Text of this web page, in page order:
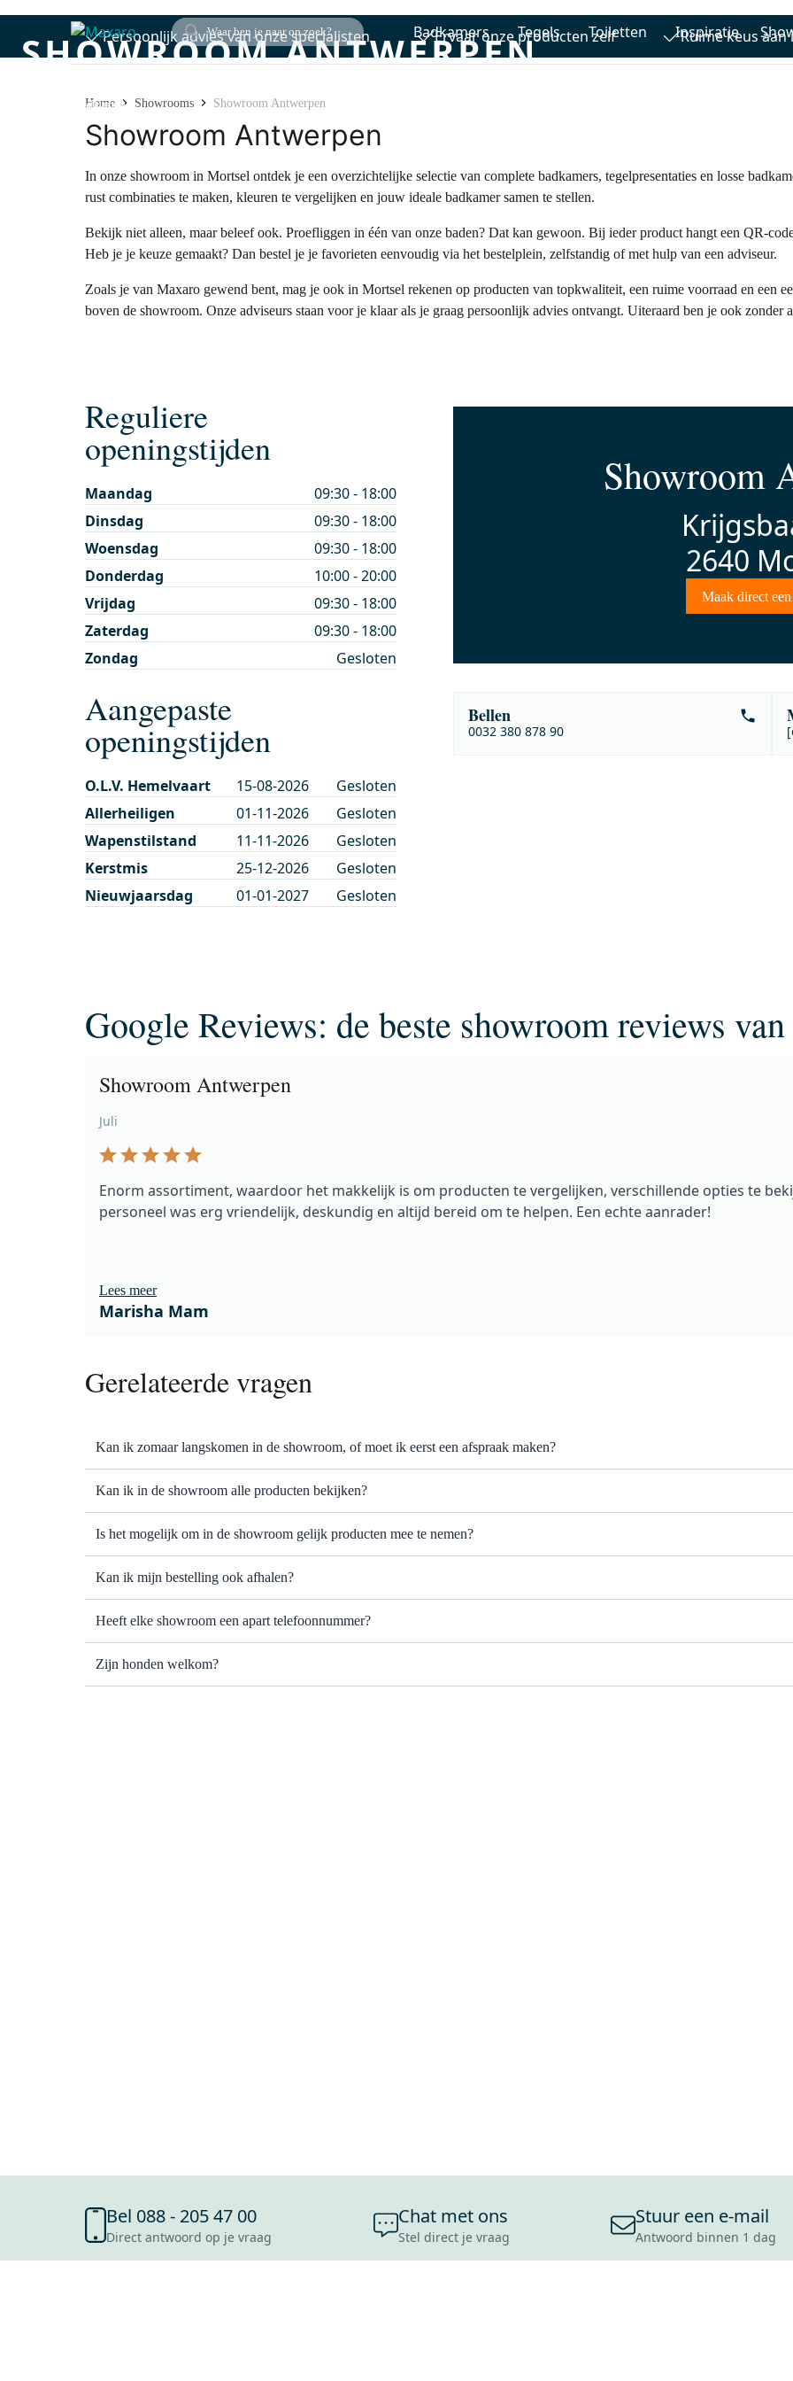
Badkamers Tegels Toiletten Inspiratie
badkamers
SHOWROOM ANTWERPEN
Persoonlijk advies van onze specialisten Ervaar onze producten zelf Ruime keus
Home Showrooms Showroom Antwerpen
Showroom Antwerpen
In onze showroom in Mortsel ontdek je een overzichtelijke selectie van complete badkamers, tegelpresentaties en losse
rust combinaties te maken, kleuren te vergelijken en jouw ideale badkamer samen te stellen.
Bekijk niet alleen, maar beleef ook. Proefliggen in één van onze baden? Dat kan gewoon. Bij ieder product hangt een QR-
Heb je je keuze gemaakt? Dan bestel je je favorieten eenvoudig via het bestelplein, zelfstandig of met hulp van een adviseur.
Zoals je van Maxaro gewend bent, mag je ook in Mortsel rekenen op producten van topkwaliteit, een ruime voorraad en een
boven de showroom. Onze adviseurs staan voor je klaar als je graag persoonlijk advies ontvangt. Uiteraard ben je ook zonder
Reguliere
openingstijden
Maandag
09:30 - 18:00
Dinsdag
09:30 - 18:00
Woensdag
09:30 - 18:00
Donderdag
10:00 - 20:00
Vrijdag
09:30 - 18:00
Zaterdag
09:30 - 18:00
Zondag
Gesloten
Showroom
2640
Maak direct
Aangepaste
openingstijden
O.L.V. Hemelvaart 15-08-2026
Gesloten
Allerheiligen
01-11-2026
Gesloten
Wapenstilstand
11-11-2026
Gesloten
Kerstmis
25-12-2026
Gesloten
Nieuwjaarsdag
01-01-2027 Gesloten
Bellen
0032 380 878 90
Google Reviews: de beste showroom reviews
Showroom Antwerpen
Juli
Enorm assortiment, waardoor het makkelijk is om producten te vergelijken, verschillende opties te
personeel was erg vriendelijk, deskundig en altijd bereid om te helpen. Een echte aanrader!
Lees meer
Marisha Mam
Gerelateerde vragen
Kan ik zomaar langskomen in de showroom, of moet ik eerst een afspraak maken?
Kan ik in de showroom alle producten bekijken?
Is het mogelijk om in de showroom gelijk producten mee te nemen?
Kan ik mijn bestelling ook afhalen?
Heeft elke showroom een apart telefoonnummer?
Zijn honden welkom?
Bel 088 - 205 47 00
Direct antwoord op je vraag
Chat met ons
Stel direct je vraag
Stuur een e-mail
Antwoord binnen 1 dag